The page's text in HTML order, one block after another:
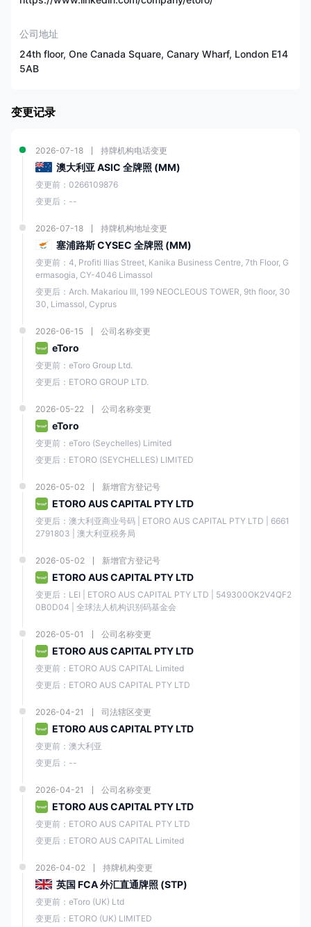
e投睿 概述
会，包括股票、加密货币、外汇、指数和商品等。该平台提供了一个用户
友好的界面，适合新手和经验丰富的交易者，使其成为市场上最受欢迎的
交易平台之一。
e投睿 的一大亮点是其社交交易功能，允许用户复制成功交易者的交易并
建立自己的投资组合。该平台拥有庞大的交易社区，交流见解、策略和知
识，为希望提高技能的交易者提供了一个优秀的学习资源。
优点和缺点
e投睿 的用户界面友好、交易资产丰富以及社交交易功能使其在初学者和
经验丰富的交易者中受到欢迎。
然而，与任何交易平台一样，e投睿 也有其优点和缺点，潜在用户在注册
在本节中，我们将讨论使用 e投睿 作为交易平台的优点和缺点。
优点
用户界面友好、易于使用
的平台
受到信誉良好的金融机构
复制交易和社交交易功能
e投睿 是否合法？
e投睿 是一家合法且受监管的在线经纪公司，自2007年开始运营。
它在多个知名金融机构的监管下获得许可，包括英国金融行为监管局
（
FCA ），澳大利亚证券和投资委员会（
员会（CySEC ）。
监管国
监管机
监管实
ETOR
口TAL
LIMITE
D
C
Etoro
洲）有
限公司
e投睿
公司地址
24th floor, One Canada Square, Canary Wharf, London E14
5AB
变更记录
2026-07-18 持牌机构电话变更
澳大利亚 ASIC 全牌照 (MM)
变更前：0266109876
变更后：--
2026-07-18 持牌机构地址变更
塞浦路斯 CYSEC 全牌照 (MM)
变更前：4, Profiti Ilias Street, Kanika Business Centre, 7th Floor, G
ermasogia, CY-4046 Limassol
变更后：Arch. Makariou III, 199 NEOCLEOUS TOWER, 9th floor, 30
30, Limassol, Cyprus
2026-06-15 公司名称变更
eToro
变更前：eToro Group Ltd.
变更后：ETORO GROUP LTD.
2026-05-22 公司名称变更
eToro
变更前：eToro (Seychelles) Limited
变更后：ETORO (SEYCHELLES) LIMITED
2026-05-02 新增官方登记号
ETORO AUS CAPITAL PTY LTD
变更后：澳大利亚商业号码 | ETORO AUS CAPITAL PTY LTD | 6661
2791803 | 澳大利亚税务局
2026-05-02 新增官方登记号
ETORO AUS CAPITAL PTY LTD
变更后：LEI | ETORO AUS CAPITAL PTY LTD | 549300OK2V4QF2
0B0D04 | 全球法人机构识别码基金会
2026-05-01 公司名称变更
ETORO AUS CAPITAL PTY LTD
变更前：ETORO AUS CAPITAL Limited
变更后：ETORO AUS CAPITAL PTY LTD
2026-04-21 司法辖区变更
ETORO AUS CAPITAL PTY LTD
变更前：澳大利亚
变更后：--
2026-04-21 公司名称变更
ETORO AUS CAPITAL PTY LTD
变更前：ETORO AUS CAPITAL PTY LTD
变更后：ETORO AUS CAPITAL Limited
2026-04-02 持牌机构变更
英国 FCA 外汇直通牌照 (STP)
变更前：eToro (UK) Ltd
变更后：ETORO (UK) LIMITED